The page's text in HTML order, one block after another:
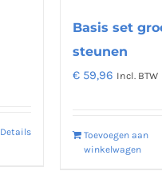
Details
Basis set
steunen
€ 59,96 Incl. BTW
Toevoegen aan
winkelwagen